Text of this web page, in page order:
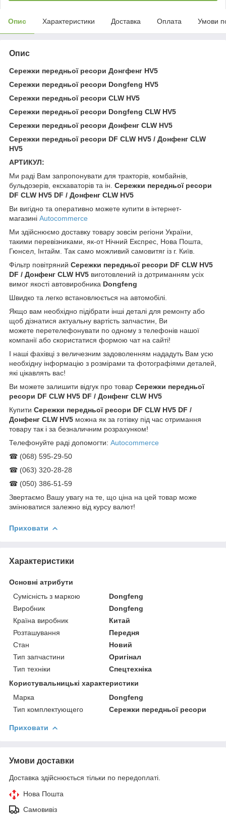
Опис Характеристики Доставка Оплата Умови
Опис
Сережки передньої ресори Донгфенг HV5
Сережки передньої ресори Dongfeng HV5
Сережки передньої ресори CLW HV5
Сережки передньої ресори Dongfeng CLW HV5
Сережки передньої ресори Донфенг CLW HV5
Сережки передньої ресори DF CLW HV5 / Донфенг CLW
HV5
АРТИКУЛ:
Ми раді Вам запропонувати для тракторів, комбайнів,
бульдозерів, екскаваторів та ін. Сережки передньої ресори
DF CLW HV5 DF / Донфенг CLW HV5
Ви вигідно та оперативно можете купити в інтернет-
магазині Autocommerce
Ми здійснюємо доставку товару зовсім регіони України,
такими перевізниками, як-от Нічний Експрес, Нова Пошта,
Гюнсел, Інтайм. Так само можливий самовитяг із г. Київ.
Фільтр повітряний Сережки передньої ресори DF CLW HV5
DF / Донфенг CLW HV5 виготовлений із дотриманням усіх
вимог якості автовиробника Dongfeng
Швидко та легко встановлюється на автомобілі.
Якщо вам необхідно підібрати інші деталі для ремонту або
щоб дізнатися актуальну вартість запчастин, Ви
можете перетелефонувати по одному з телефонів нашої
компанії або скористатися формою чат на сайті!
І наші фахівці з величезним задоволенням нададуть Вам усю
необхідну інформацію з розмірами та фотографіями деталей,
які цікавлять вас!
Ви можете залишити відгук про товар Сережки передньої
ресори DF CLW HV5 DF / Донфенг CLW HV5
Купити Сережки передньої ресори DF CLW HV5 DF /
Донфенг CLW HV5 можна як за готівку під час отримання
товару так і за безналичним розрахунком!
Телефонуйте раді допомогти: Autocommerce
☎ (068) 595-29-50
☎ (063) 320-28-28
☎ (050) 386-51-59
Звертаємо Вашу увагу на те, що ціна на цей товар може
змінюватися залежно від курсу валют!
Приховати
Характеристики
Основні атрибути
Сумісність з маркою
Dongfeng
Виробник
Dongfeng
Країна виробник
Китай
Розташування
Передня
Стан
Новий
Тип запчастини
Оригінал
Тип техніки
Спецтехніка
Користувальницькі характеристики
Марка
Dongfeng
Тип комплектующего
Сережки передньої ресори
Приховати
Умови доставки
Доставка здійснюється тільки по передоплаті.
Нова Пошта
Самовивіз